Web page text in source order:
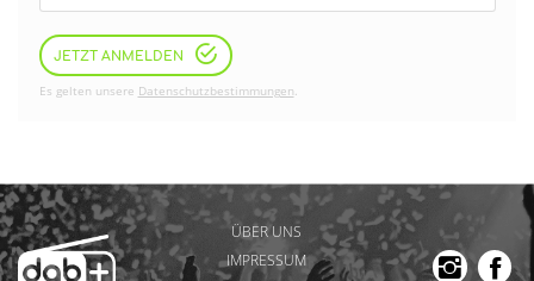
JETZT ANMELDEN
Es gelten unsere Datenschutzbestimmungen.
ÜBER UNS
IMPRESSUM